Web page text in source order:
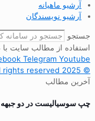
آرشیو ماهیانه
آرشیو نویسندگان
جستجو
استفاده از مطالب سایت با
Telegram Youtube
© 2025 kar-online.com All rights reserved
آخرین مطالب
چپ سوسیالیست در دو جبهه